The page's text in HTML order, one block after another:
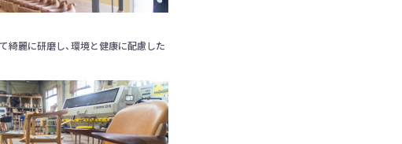
綺麗に研磨し、環境と健康に配慮した